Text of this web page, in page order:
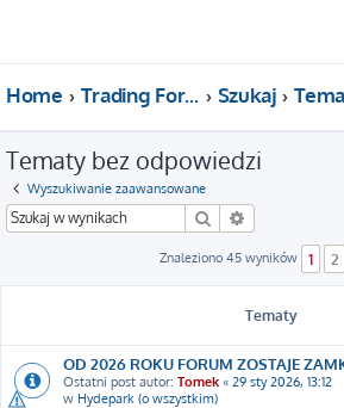
Home Trading For a Living Szukaj
Tematy bez odpowiedzi
Wyszukiwanie zaawansowane
Szukaj
Znaleziono 45 wyników 1 2
Tematy
OD 2026 ROKU FORUM ZOSTAJE
Ostatni post autor: Tomek « 29 sty 2026, 13:12
w Hydepark (o wszystkim)